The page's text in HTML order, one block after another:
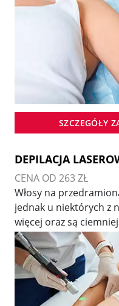
SZCZEGÓŁY
DEPILACJA
CENA OD 263 ZŁ
Włosy na
jednak u niektórych z
więcej oraz są